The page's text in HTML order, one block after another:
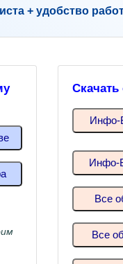
+ удобство
Инфо-
Инфо-
Все
Все